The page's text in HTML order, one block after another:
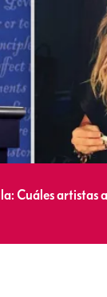
Cuáles artistas